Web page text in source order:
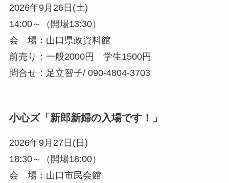
2026年9月26日(土)
14:00～（開場13:30）
会 場：山口県政資料館
前売り：一般2000円 学生1500円
問合せ：足立智子/ 090-4804-3703
小心ズ「新郎新婦の入場です！」
2026年9月27日(日)
18:30～（開場18:00）
会 場：山口市民会館